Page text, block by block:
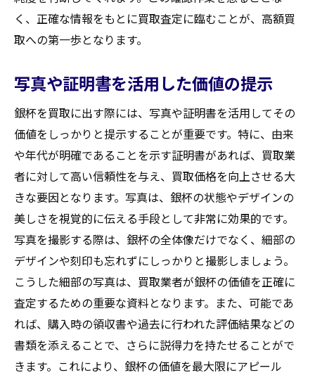
く、正確な情報をもとに買取査定に臨むことが、高額買
取への第一歩となります。
写真や証明書を活用した価値の提示
銀杯を買取に出す際には、写真や証明書を活用してその
価値をしっかりと提示することが重要です。特に、由来
や年代が明確であることを示す証明書があれば、買取業
者に対して高い信頼性を与え、買取価格を向上させる大
きな要因となります。写真は、銀杯の状態やデザインの
美しさを視覚的に伝える手段として非常に効果的です。
写真を撮影する際は、銀杯の全体像だけでなく、細部の
デザインや刻印も忘れずにしっかりと撮影しましょう。
こうした細部の写真は、買取業者が銀杯の価値を正確に
査定するための重要な資料となります。また、可能であ
れば、購入時の領収書や過去に行われた評価結果などの
書類を添えることで、さらに説得力を持たせることがで
きます。これにより、銀杯の価値を最大限にアピール